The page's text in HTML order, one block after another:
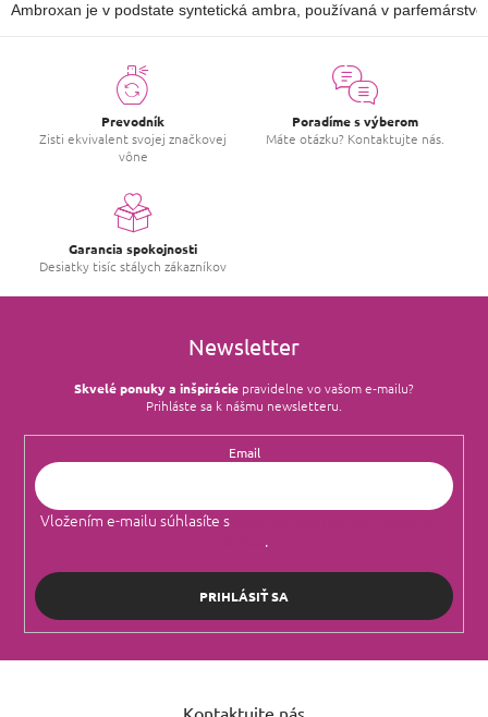
Ambroxan je v podstate syntetická ambra, používaná v
Prevodník
Zisti ekvivalent svojej značkovej
vône
Poradíme s výberom
Máte otázku? Kontaktujte nás.
Garancia spokojnosti
Desiatky tisíc stálych zákazníkov
Newsletter
Skvelé ponuky a inšpirácie pravidelne vo vašom e‑mailu?
Prihláste sa k nášmu newsletteru.
Email
Vložením e-mailu súhlasíte s
.
PRIHLÁSIŤ SA
Kontaktujte nás